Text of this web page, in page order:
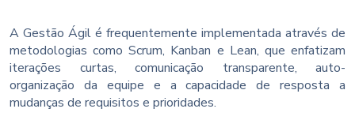
A Gestão Ágil é frequentemente implementada através de
metodologias como Scrum, Kanban e Lean, que enfatizam
iterações curtas, comunicação transparente, auto-
organização da equipe e a capacidade de resposta a
mudanças de requisitos e prioridades.